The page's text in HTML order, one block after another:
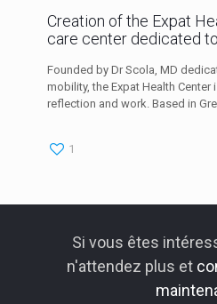
Creation of the Expat
care center dedicated
Founded by Dr Scola, MD
mobility, the Expat Health
reflection and work. Based in
1
Si vous êtes
n'attendez plus et